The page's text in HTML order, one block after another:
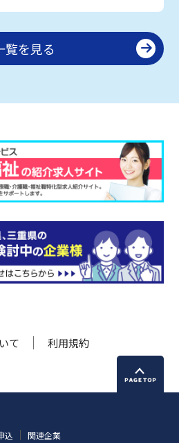
覧を見る
て 利用規約
込 関連企業